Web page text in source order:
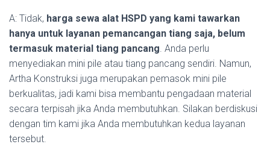
A: Tidak, harga sewa alat HSPD yang kami tawarkan
hanya untuk layanan pemancangan tiang saja, belum
termasuk material tiang pancang. Anda perlu
menyediakan mini pile atau tiang pancang sendiri. Namun,
Artha Konstruksi juga merupakan pemasok mini pile
berkualitas, jadi kami bisa membantu pengadaan material
secara terpisah jika Anda membutuhkan. Silakan berdiskusi
dengan tim kami jika Anda membutuhkan kedua layanan
tersebut.